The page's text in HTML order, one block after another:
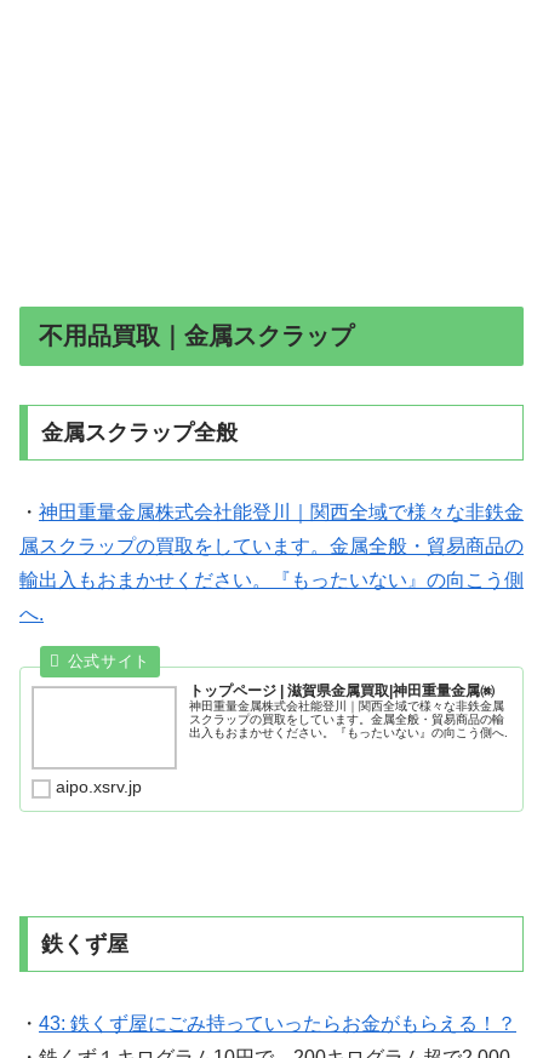
不用品買取｜金属スクラップ
金属スクラップ全般
・ 神田重量金属株式会社能登川｜関西全域で様々な非鉄金
属スクラップの買取をしています。金属全般・貿易商品の
輸出入もおまかせください。『もったいない』の向こう側
へ.
トップページ | 滋賀県金属買取|神田重量金属㈱
神田重量金属株式会社能登川｜関西全域で様々な非鉄金属
スクラップの買取をしています。金属全般・貿易商品の輸
出入もおまかせください。『もったいない』の向こう側へ.
aipo.xsrv.jp
鉄くず屋
・ 43: 鉄くず屋にごみ持っていったらお金がもらえる！？